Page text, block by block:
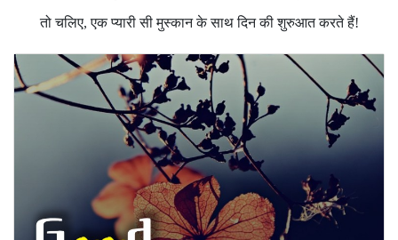
तो चलिए, एक प्यारी सी मुस्कान के साथ दिन की शुरुआत करते हैं!